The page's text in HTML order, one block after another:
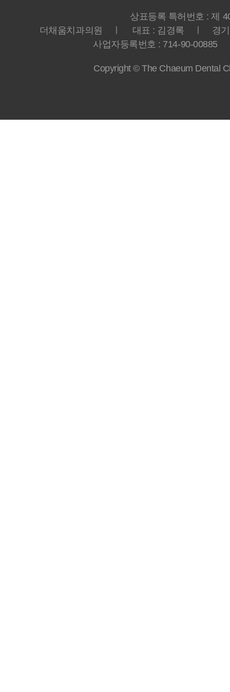
상표등록 특허번호 : 제
더채움치과의원 ㅣ 대표 : 김경록 ㅣ 경기
사업자등록번호 : 714-90-00885
Copyright © The Chaeum Dental